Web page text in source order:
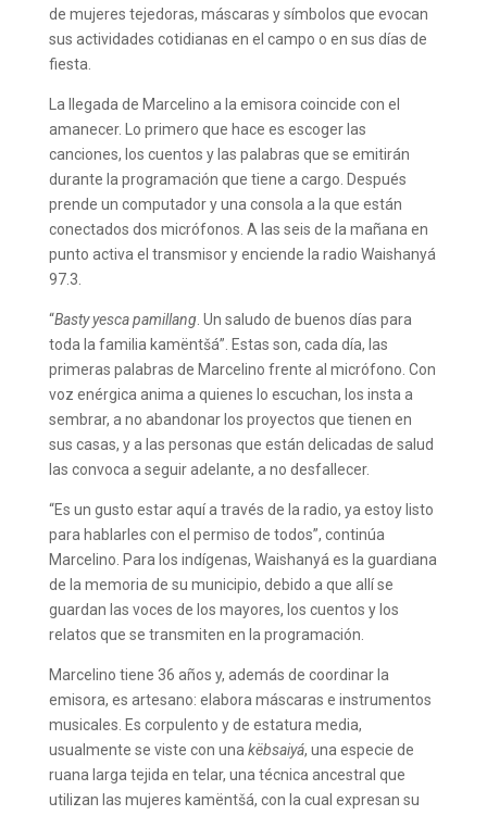
de mujeres tejedoras, máscaras y símbolos que evocan
sus actividades cotidianas en el campo o en sus días de
fiesta.
La llegada de Marcelino a la emisora coincide con el
amanecer. Lo primero que hace es escoger las
canciones, los cuentos y las palabras que se emitirán
durante la programación que tiene a cargo. Después
prende un computador y una consola a la que están
conectados dos micrófonos. A las seis de la mañana en
punto activa el transmisor y enciende la radio Waishanyá
97.3.
“Basty yesca pamillang. Un saludo de buenos días para
toda la familia kamëntšá”. Estas son, cada día, las
primeras palabras de Marcelino frente al micrófono. Con
voz enérgica anima a quienes lo escuchan, los insta a
sembrar, a no abandonar los proyectos que tienen en
sus casas, y a las personas que están delicadas de salud
las convoca a seguir adelante, a no desfallecer.
“Es un gusto estar aquí a través de la radio, ya estoy listo
para hablarles con el permiso de todos”, continúa
Marcelino. Para los indígenas, Waishanyá es la guardiana
de la memoria de su municipio, debido a que allí se
guardan las voces de los mayores, los cuentos y los
relatos que se transmiten en la programación.
Marcelino tiene 36 años y, además de coordinar la
emisora, es artesano: elabora máscaras e instrumentos
musicales. Es corpulento y de estatura media,
usualmente se viste con una këbsaiyá, una especie de
ruana larga tejida en telar, una técnica ancestral que
utilizan las mujeres kamëntšá, con la cual expresan su